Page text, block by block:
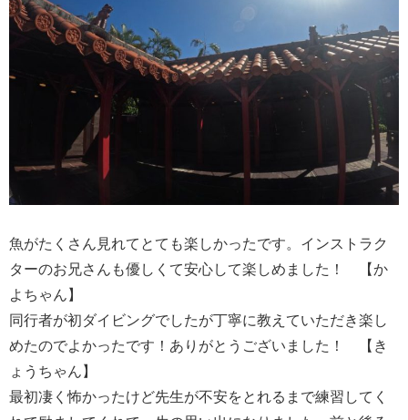
魚がたくさん見れてとても楽しかったです。インストラク
ターのお兄さんも優しくて安心して楽しめました！ 【か
よちゃん】
同行者が初ダイビングでしたが丁寧に教えていただき楽し
めたのでよかったです！ありがとうございました！ 【き
ょうちゃん】
最初凄く怖かったけど先生が不安をとれるまで練習してく